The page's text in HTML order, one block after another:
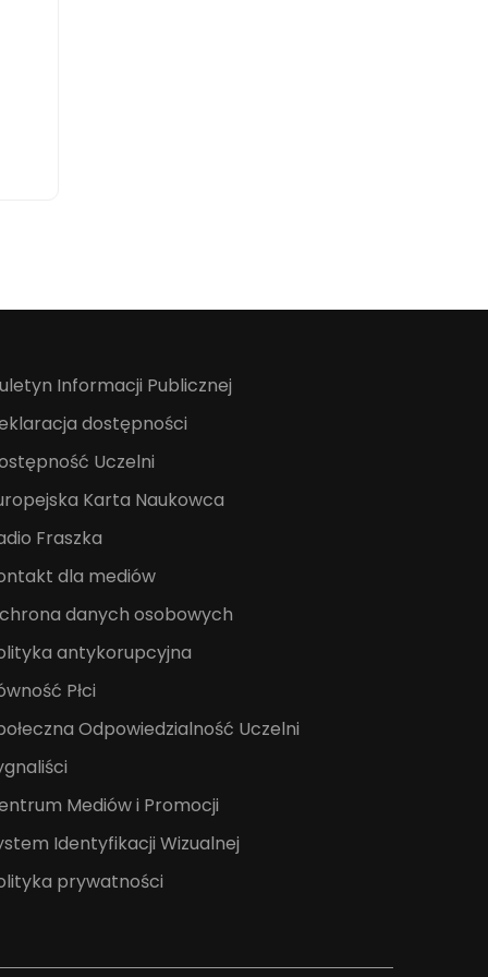
Informacji Publicznej
dostępności
Uczelni
Karta Naukowca
Fraszka
dla mediów
danych osobowych
antykorupcyjna
Płci
Odpowiedzialność Uczelni
Mediów i Promocji
Identyfikacji Wizualnej
prywatności